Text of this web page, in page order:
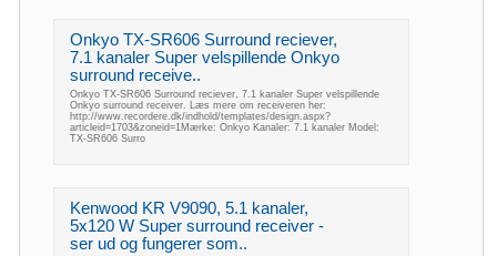
Onkyo TX-SR606 Surround reciever,
7.1 kanaler Super velspillende Onkyo
surround receive..
Onkyo TX-SR606 Surround reciever, 7.1 kanaler Super velspillende
Onkyo surround receiver. Læs mere om receiveren her:
http://www.recordere.dk/indhold/templates/design.aspx?
articleid=1703&zoneid=1Mærke: Onkyo Kanaler: 7.1 kanaler Model:
TX-SR606 Surro
Kenwood KR V9090, 5.1 kanaler,
5x120 W Super surround receiver -
ser ud og fungerer som..